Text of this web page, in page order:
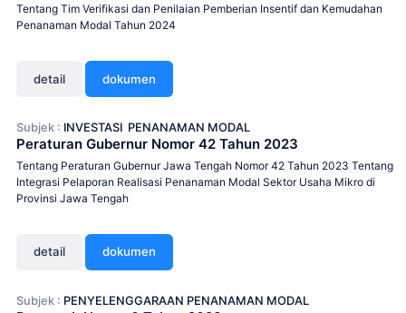
Tentang Tim Verifikasi dan Penilaian Pemberian Insentif dan Kemudahan
Penanaman Modal Tahun 2024
detail dokumen
Subjek : INVESTASI PENANAMAN MODAL
Peraturan Gubernur Nomor 42 Tahun 2023
Tentang Peraturan Gubernur Jawa Tengah Nomor 42 Tahun 2023 Tentang
Integrasi Pelaporan Realisasi Penanaman Modal Sektor Usaha Mikro di
Provinsi Jawa Tengah
detail dokumen
Subjek : PENYELENGGARAAN PENANAMAN MODAL